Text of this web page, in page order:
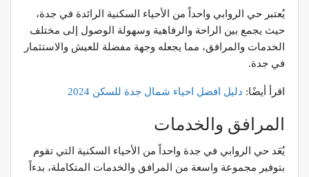
يُعتبر حي الروابي واحداً من الأحياء السكنية الرائدة في جدة،
حيث يجمع بين الراحة والرفاهية وسهولة الوصول إلى مختلف
الخدمات والمرافق، مما يجعله وجهة مفضلة للعيش والاستثمار
في جدة.
اقرأ أيضًا: دليل افضل احياء شمال جدة للسكن
المرافق والخدمات
يُعَد حي الروابي في جدة واحداً من الأحياء السكنية التي تقوم
بتوفير مجموعة واسعة من المرافق والخدمات المتكاملة، بدءاً